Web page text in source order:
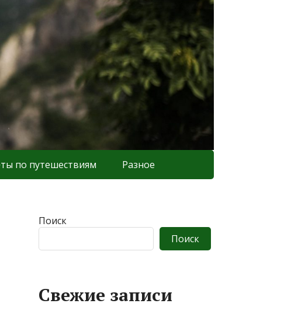
по путешествиям Разное
Поиск
Поиск
Свежие записи